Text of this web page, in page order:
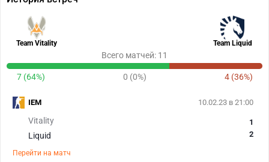
Team Vitality Team Liquid
Всего матчей: 11
7 (64%) 0 (0%) 4 (36%)
10.02.23 в 21:00
Vitality
Liquid
1
2
Перейти на матч
IEM